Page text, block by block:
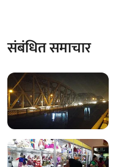
संबंधित समाचार